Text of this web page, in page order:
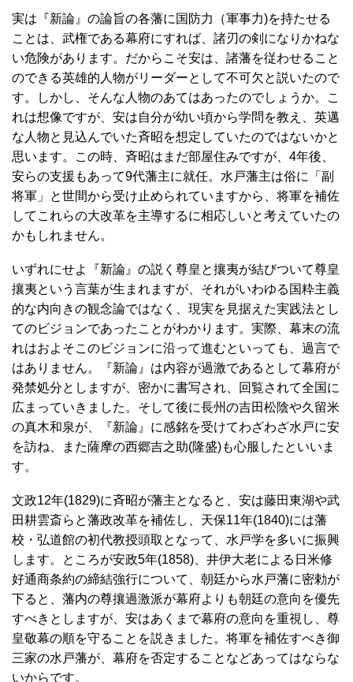
実は『新論』の論旨の各藩に国防力（軍事力)を持たせる
ことは、武権である幕府にすれば、諸刃の剣になりかねな
い危険があります。だからこそ安は、諸藩を従わせること
のできる英雄的人物がリーダーとして不可欠と説いたので
す。しかし、そんな人物のあてはあったのでしょうか。こ
れは想像ですが、安は自分が幼い頃から学問を教え、英邁
な人物と見込んでいた斉昭を想定していたのではないかと
思います。この時、斉昭はまだ部屋住みですが、4年後、
安らの支援もあって9代藩主に就任。水戸藩主は俗に「副
将軍」と世間から受け止められていますから、将軍を補佐
してこれらの大改革を主導するに相応しいと考えていたの
かもしれません。
いずれにせよ『新論』の説く尊皇と攘夷が結びついて尊皇
攘夷という言葉が生まれますが、それがいわゆる国粋主義
的な内向きの観念論ではなく、現実を見据えた実践法とし
てのビジョンであったことがわかります。実際、幕末の流
れはおよそこのビジョンに沿って進むといっても、過言で
はありません。『新論』は内容が過激であるとして幕府が
発禁処分としますが、密かに書写され、回覧されて全国に
広まっていきました。そして後に長州の吉田松陰や久留米
の真木和泉が、『新論』に感銘を受けてわざわざ水戸に安
を訪ね、また薩摩の西郷吉之助(隆盛)も心服したといいま
す。
文政12年(1829)に斉昭が藩主となると、安は藤田東湖や武
田耕雲斎らと藩政改革を補佐し、天保11年(1840)には藩
校・弘道館の初代教授頭取となって、水戸学を多いに振興
します。ところが安政5年(1858)、井伊大老による日米修
好通商条約の締結強行について、朝廷から水戸藩に密勅が
下ると、藩内の尊攘過激派が幕府よりも朝廷の意向を優先
すべきとしますが、安はあくまで幕府の意向を重視し、尊
皇敬幕の順を守ることを説きました。将軍を補佐すべき御
三家の水戸藩が、幕府を否定することなどあってはならな
いからです。